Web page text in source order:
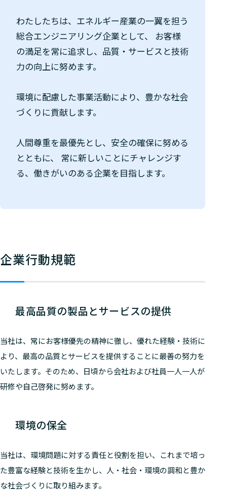
わたしたちは、エネルギー産業の一翼を担う
総合エンジニアリング企業として、
お客様
の満足を常に追求し、品質・サービスと技術
力の向上に努めます。
環境に配慮した事業活動により、豊かな社会
づくりに貢献します。
人間尊重を最優先とし、安全の確保に努める
とともに、
常に新しいことにチャレンジす
る、働きがいのある企業を目指します。
企業行動規範
最高品質の製品とサービスの提供
当社は、常にお客様優先の精神に徹し、優れた経験・技術に
より、最高の品質とサービスを提供することに最善の努力を
いたします。そのため、日頃から会社および社員一人一人が
研修や自己啓発に努めます。
環境の保全
当社は、環境問題に対する責任と役割を担い、これまで培っ
た豊富な経験と技術を生かし、人・社会・環境の調和と豊か
な社会づくりに取り組みます。